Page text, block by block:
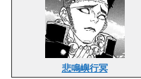
悲鳴嶼行冥